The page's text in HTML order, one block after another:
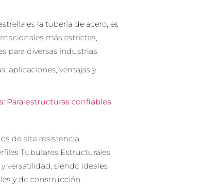
es la tubería de acero, es
más estrictas,
para diversas industrias.
aplicaciones, ventajas y
Para estructuras confiables
de alta resistencia,
Tubulares Estructurales
versatilidad, siendo ideales
y de construcción.